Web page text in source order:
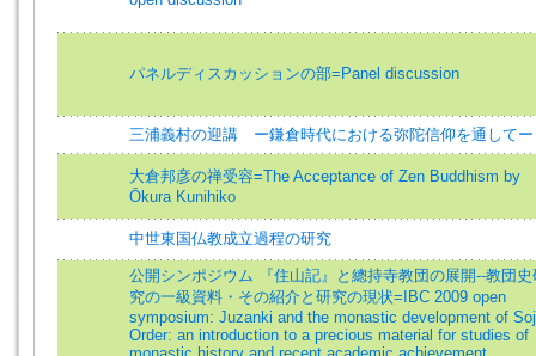
パネルディスカッションの部=Panel discussion
三浦義村の迎講 ー鎌倉時代における弥陀信仰を通してー
大倉邦彦の禅受容=The Acceptance of Zen Buddhism by
Ōkura Kunihiko
中世東国仏教成立過程の研究
公開シンポジウム 『住山記』と總持寺教団の展開--教団史
究の一級資料・その紹介と研究の現状=IBC 2009 open
symposium: Juzanki and the monastic development of
Order: an introduction to a precious material for studies of